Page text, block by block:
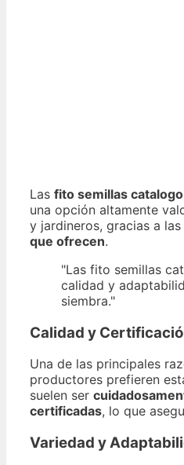
Las fito semillas catalogo
una opción altamente
y jardineros, gracias a las
que ofrecen.
"Las fito semillas
calidad y
siembra."
Calidad y
Una de las principales
productores prefieren
suelen ser
certificadas, lo que
Variedad y